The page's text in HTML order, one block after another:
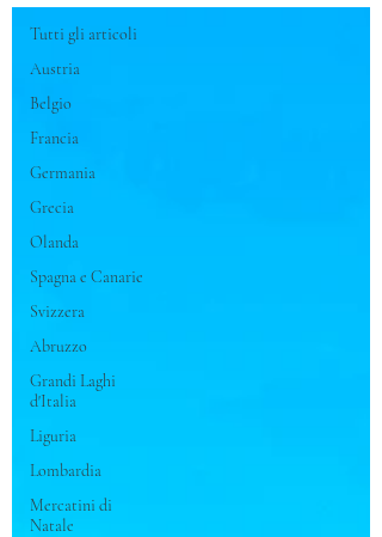
Tutti gli articoli
Austria
Belgio
Francia
Germania
Grecia
Olanda
Spagna e Canarie
Svizzera
Abruzzo
Grandi Laghi
d'Italia
Liguria
Lombardia
Mercatini di
Natale